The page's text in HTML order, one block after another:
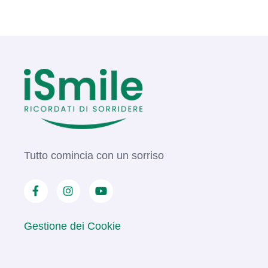
Tutto comincia con un sorriso
Gestione dei Cookie